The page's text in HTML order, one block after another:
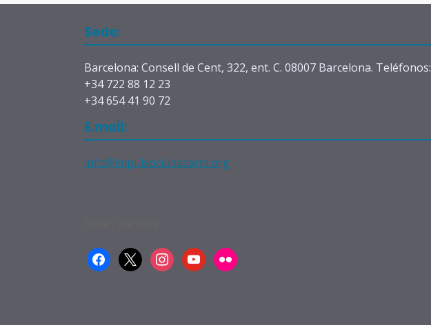
Sede:
Barcelona: Consell de Cent, 322, ent. C. 08007 Barcelona. Teléfonos:
+34 722 88 12 23
+34 654 41 90 72
E.mail:
info@impulsociudadano.org
facebook
x instagramyoutubeflickr